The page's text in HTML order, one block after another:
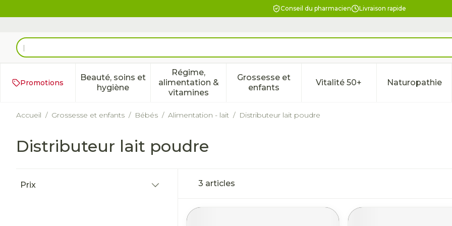
Conseil du pharmacien Livraison rapide
Rechercher
Promotions
Beauté, soins et
hygièneAfficher le sous-menu pour la catégorie Beauté, soins et hygiène
Régime,
alimentation &
vitamines
Afficher le sous-menu pour la catégorie Régime, alimentation &
Grossesse et
enfantsAfficher le sous-menu pour la catégorie
Vitalité 50+Afficher le sous-menu pour
Naturopathie
Afficher
Accueil / Grossesse et enfants / Bébés / Alimentation - lait / Distributeur lait poudre
Distributeur lait poudre
Prix
3 articles